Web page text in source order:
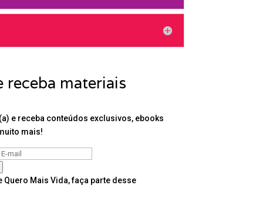
receba materiais
e receba conteúdos exclusivos, ebooks
mais!
Mais Vida, faça parte desse